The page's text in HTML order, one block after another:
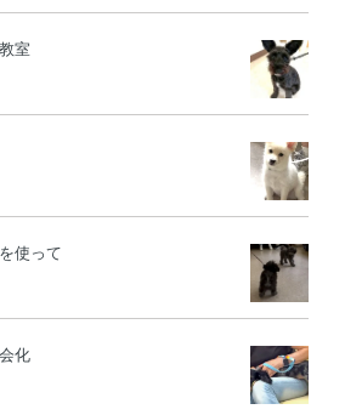
室
使って
化